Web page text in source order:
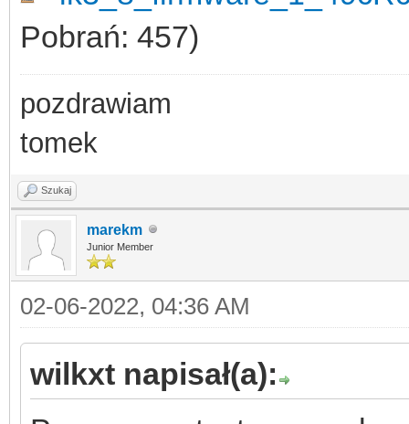
Pobrań: 457)
pozdrawiam
tomek
Szukaj
marekm
Junior Member
02-06-2022, 04:36 AM
wilkxt napisał(a):